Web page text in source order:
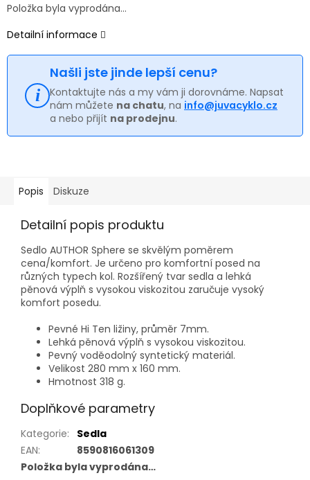
Položka byla vyprodána…
Detailní informace
Našli jste jinde lepší cenu?
Kontaktujte nás a my vám ji dorovnáme. Napsat
nám můžete na chatu, na info@juvacyklo.cz
a nebo přijít na prodejnu.
Popis Diskuze
Detailní popis produktu
Sedlo AUTHOR Sphere se skvělým poměrem
cena/komfort. Je určeno pro komfortní posed na
různých typech kol. Rozšířený tvar sedla a lehká
pěnová výplň s vysokou viskozitou zaručuje vysoký
komfort posedu.
Pevné Hi Ten ližiny, průměr 7mm.
Lehká pěnová výplň s vysokou viskozitou.
Pevný voděodolný syntetický materiál.
Velikost 280 mm x 160 mm.
Hmotnost 318 g.
Doplňkové parametry
Kategorie:
Sedla
EAN:
8590816061309
Položka byla vyprodána…